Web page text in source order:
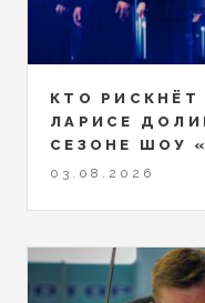
КТО
ЛАРИСЕ
СЕЗОНЕ ШОУ
03.08.2026